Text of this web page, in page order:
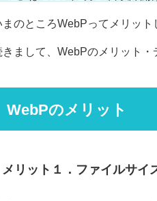
まのところWebPってメリッ
きまして、WebPのメリット・
WebPのメリット
メリット１．ファイルサイ